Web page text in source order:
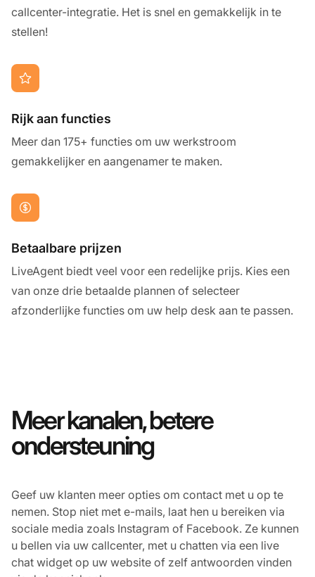
callcenter-integratie. Het is snel en gemakkelijk in te
stellen!
Rijk aan functies
Meer dan 175+ functies om uw werkstroom
gemakkelijker en aangenamer te maken.
Betaalbare prijzen
LiveAgent biedt veel voor een redelijke prijs. Kies een
van onze drie betaalde plannen of selecteer
afzonderlijke functies om uw help desk aan te passen.
Meer kanalen, betere
ondersteuning
Geef uw klanten meer opties om contact met u op te
nemen. Stop niet met e-mails, laat hen u bereiken via
sociale media zoals Instagram of Facebook. Ze kunnen
u bellen via uw callcenter, met u chatten via een live
chat widget op uw website of zelf antwoorden vinden